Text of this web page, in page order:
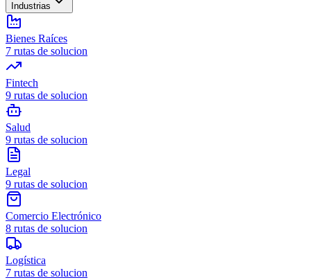
Industrias
Bienes Raíces
7 rutas de solucion
Fintech
9 rutas de solucion
Salud
9 rutas de solucion
Legal
9 rutas de solucion
Comercio Electrónico
8 rutas de solucion
Logística
7 rutas de solucion